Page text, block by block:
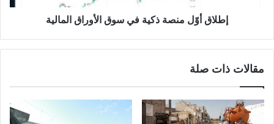
إطلاق أوّل منصة ذكية في سوق الأوراق المالية
مقالات ذات صلة